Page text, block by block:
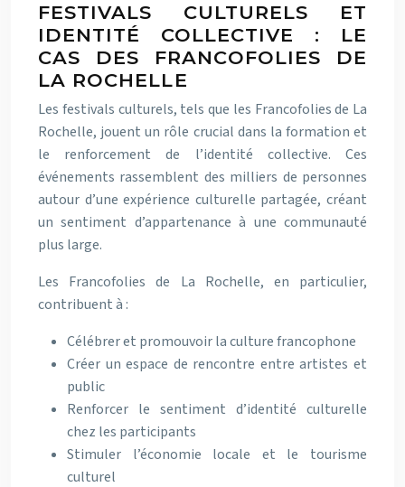
FESTIVALS CULTURELS ET
IDENTITÉ COLLECTIVE : LE
CAS DES FRANCOFOLIES DE
LA ROCHELLE
Les festivals culturels, tels que les Francofolies de La
Rochelle, jouent un rôle crucial dans la formation et
le renforcement de l’identité collective. Ces
événements rassemblent des milliers de personnes
autour d’une expérience culturelle partagée, créant
un sentiment d’appartenance à une communauté
plus large.
Les Francofolies de La Rochelle, en particulier,
contribuent à :
Célébrer et promouvoir la culture francophone
Créer un espace de rencontre entre artistes et
public
Renforcer le sentiment d’identité culturelle
chez les participants
Stimuler l’économie locale et le tourisme
culturel